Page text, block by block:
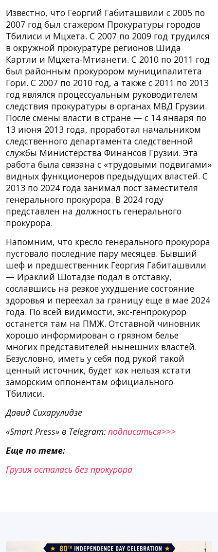
Известно, что Георгий Габиташвили с 2005 по
2007 год был стажером Прокуратуры городов
Тбилиси и Мцхета. С 2007 по 2009 год трудился
в окружной прокуратуре регионов Шида
Картли и Мцхета-Мтианети. С 2010 по 2011 год
был районным прокурором муниципалитета
Гори. С 2007 по 2010 год, а также с 2011 по 2013
год являлся процессуальным руководителем
следствия прокуратуры в органах МВД Грузии.
После смены власти в стране — с 14 января по
13 июня 2013 года, проработал начальником
следственного департамента следственной
службы Министерства Финансов Грузии. Эта
работа была связана с «трудовыми подвигами»
видных функционеров предыдущих властей. С
2013 по 2024 года занимал пост заместителя
генерального прокурора. В 2024 году
представлен на должность генерального
прокурора.
Напомним, что кресло генерального прокурора
пустовало последние пару месяцев. Бывший
шеф и предшественник Георгия Габиташвили
— Ираклий Шотадзе подал в отставку,
сославшись на резкое ухудшение состояние
здоровья и переехал за границу еще в мае 2024
года. По всей видимости, экс-генпрокурор
останется там на ПМЖ. Отставной чиновник
хорошо информирован о грязном белье
многих представителей нынешних властей.
Безусловно, иметь у себя под рукой такой
ценный источник, будет как нельзя кстати
заморским оппонентам официального
Тбилиси.
Давид Сихарулидзе
«Smart Press» в Telegram: подписаться>>>
Еще по теме:
Грузия осталась без прокурора